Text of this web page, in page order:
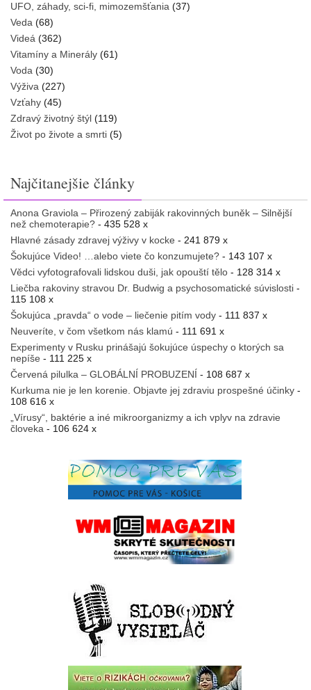
UFO, záhady, sci-fi, mimozemšťania (37)
Veda (68)
Videá (362)
Vitamíny a Minerály (61)
Voda (30)
Výživa (227)
Vzťahy (45)
Zdravý životný štýl (119)
Život po živote a smrti (5)
Najčitanejšie články
Anona Graviola – Přirozený zabiják rakovinných buněk – Silnější
než chemoterapie? - 435 528 x
Hlavné zásady zdravej výživy v kocke - 241 879 x
Šokujúce Video! …alebo viete čo konzumujete? - 143 107 x
Vědci vyfotografovali lidskou duši, jak opouští tělo - 128 314 x
Liečba rakoviny stravou Dr. Budwig a psychosomatické súvislosti -
115 108 x
Šokujúca „pravda“ o vode – liečenie pitím vody - 111 837 x
Neuveríte, v čom všetkom nás klamú - 111 691 x
Experimenty v Rusku prinášajú šokujúce úspechy o ktorých sa
nepíše - 111 225 x
Červená pilulka – GLOBÁLNÍ PROBUZENÍ - 108 687 x
Kurkuma nie je len korenie. Objavte jej zdraviu prospešné účinky -
108 616 x
„Vírusy“, baktérie a iné mikroorganizmy a ich vplyv na zdravie
človeka - 106 624 x